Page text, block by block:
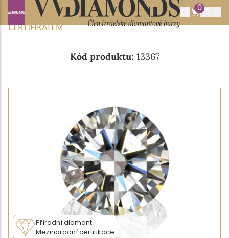
0
Domů NABÍDKA DIAMANTŮ
0.51CT G/VS2 S GIA
CERTIFIKÁTEM
Kód produktu: 13367
Přírodní diamant
Mezinárodní certifikace